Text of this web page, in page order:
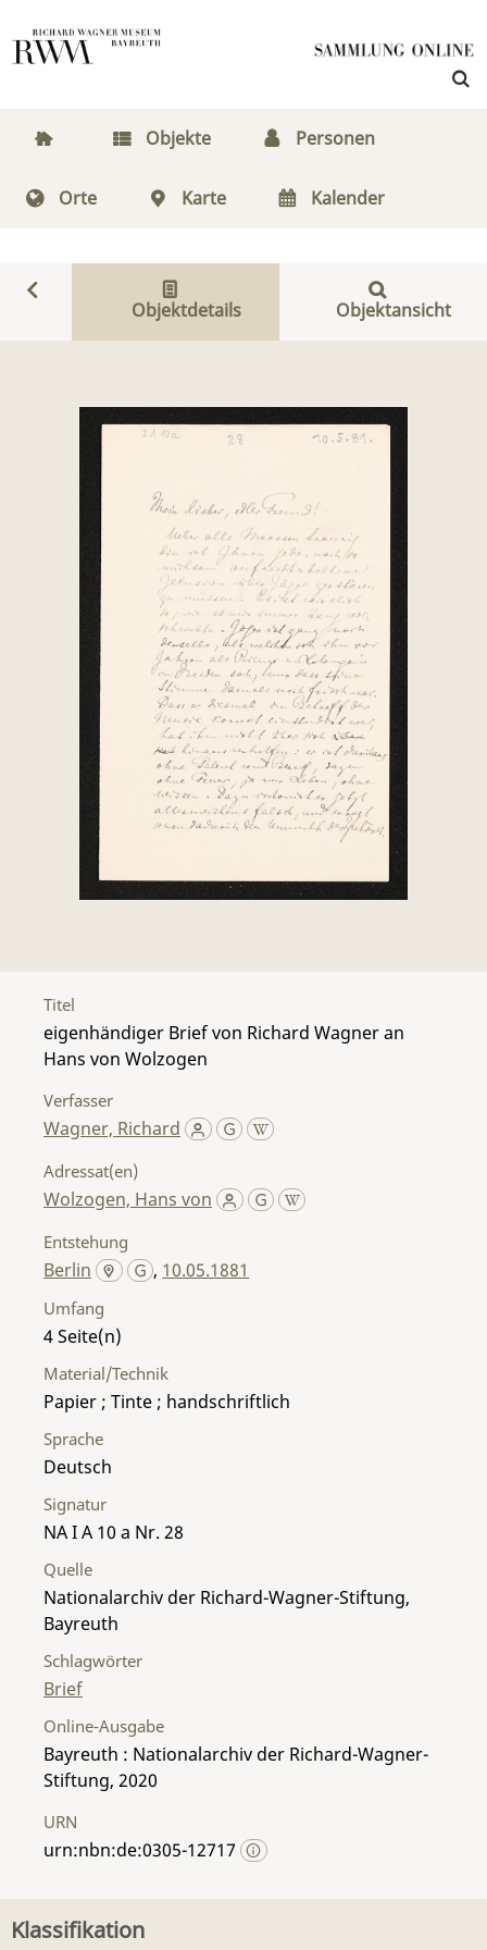
Objekte Personen
Orte Karte Kalender
Objektdetails Objektansicht
Titel
eigenhändiger Brief von Richard Wagner an
Hans von Wolzogen
Verfasser
Wagner, Richard
Adressat(en)
Wolzogen, Hans von
Entstehung
Berlin , 10.05.1881
Umfang
4
Material/Technik
Papier ; Tinte ; handschriftlich
Sprache
Deutsch
Signatur
NA I A 10 a Nr. 28
Quelle
Nationalarchiv der Richard-Wagner-Stiftung,
Bayreuth
Schlagwörter
Brief
Online-Ausgabe
Bayreuth : Nationalarchiv der Richard-Wagner-
Stiftung, 2020
URN
urn:nbn:de:0305-12717
Klassifikation